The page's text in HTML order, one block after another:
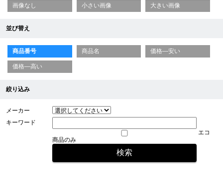
画像なし 小さい画像 大きい画像
並び替え
商品番号 商品名 価格—安い
価格—高い
絞り込み
メーカー
キーワード
エコ
商品のみ